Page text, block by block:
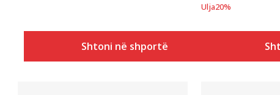
Shtoni në shportë
Ulja20%